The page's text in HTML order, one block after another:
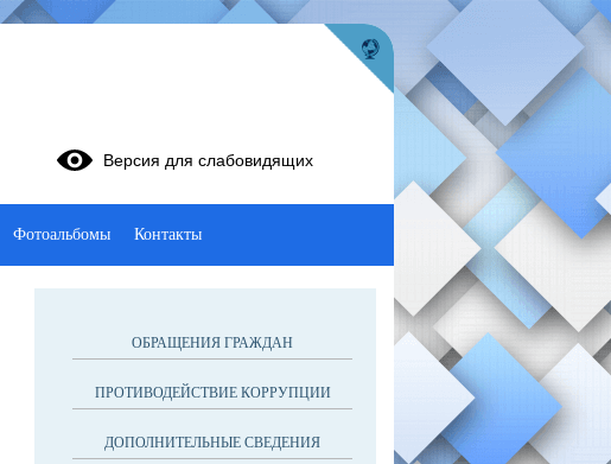
ОБРАЩЕНИЯ ГРАЖДАН
ПРОТИВОДЕЙСТВИЕ КОРРУПЦИИ
ДОПОЛНИТЕЛЬНЫЕ СВЕДЕНИЯ
Версия для слабовидящих
Фотоальбомы Контакты